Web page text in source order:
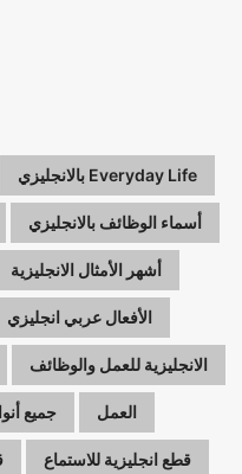
Everyday Life بالانجليزي
أسماء الوظائف بالانجليزي
أشهر الأمثال الانجليزية
الأفعال عربي انجليزي
الانجليزية للعمل والوظائف
العمل جميع
قطع انجليزية للاستماع